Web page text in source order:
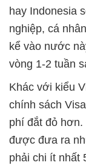
hay Indonesia
nghiệp, cá
kể vào nước
vòng 1-2 tuần
Khác với kiểu
chính sách
phí đắt đỏ
được đưa ra
phải chi ít nhất